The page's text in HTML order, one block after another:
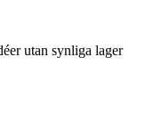
utan synliga lager